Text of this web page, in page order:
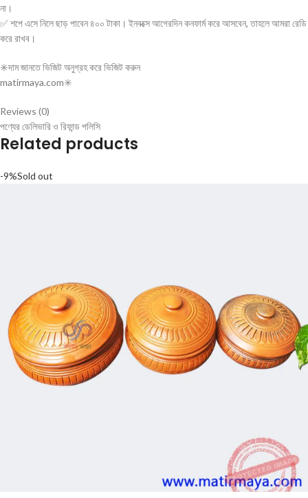
না।
✅ শপে এসে নিলে ছাড় পাবেন ৪০০ টাকা। ইনবক্সে আগেরদিন কনফার্ম করে আসবেন, তাহলে আমরা রেডি
করে রাখব।
✳️দাম জানতে ভিজিট অনুগ্রহ করে ভিজিট করুন
matirmaya.com✳️
Reviews (0)
পণ্যের ডেলিভারি ও রিফান্ড পলিসি
Related products
-9%Sold out